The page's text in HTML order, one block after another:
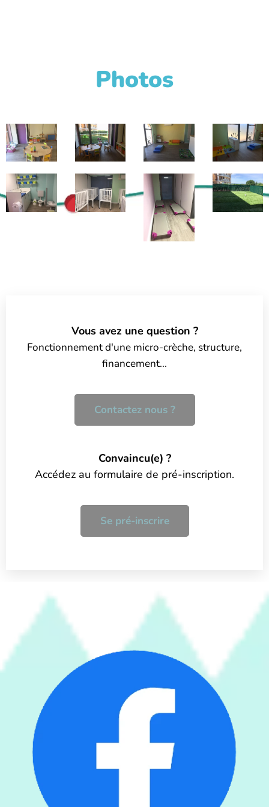
Photos
Vous avez une question ?
Fonctionnement d'une micro-crèche, structure,
financement...
Contactez nous ?
Convaincu(e) ?
Accédez au formulaire de pré-inscription.
Se pré-inscrire